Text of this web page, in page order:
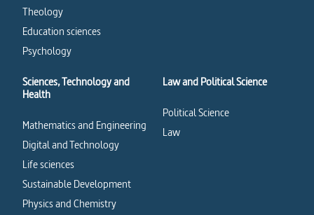
Theology
Education sciences
Psychology
Sciences, Technology and
Health
Mathematics and Engineering
Digital and Technology
Life sciences
Sustainable Development
Physics and Chemistry
Law and Political Science
Political Science
Law